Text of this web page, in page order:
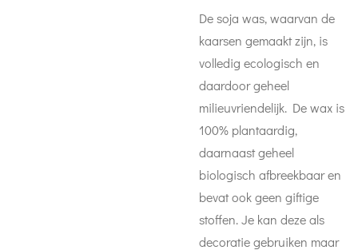
De soja was, waarvan de
kaarsen gemaakt zijn, is
volledig ecologisch en
daardoor geheel
milieuvriendelijk. De wax is
100% plantaardig,
daarnaast geheel
biologisch afbreekbaar en
bevat ook geen giftige
stoffen. Je kan deze als
decoratie gebruiken maar